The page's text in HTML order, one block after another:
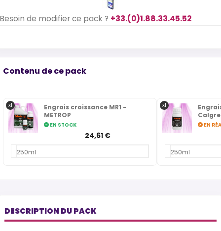
Besoin de modifier ce pack ? +33.(0)1.88.33.45.52
Contenu de ce pack
x1
Engrais croissance MR1 -
METROP
EN STOCK
24,61 €
250ml
x1
EN
250ml
DESCRIPTION DU PACK